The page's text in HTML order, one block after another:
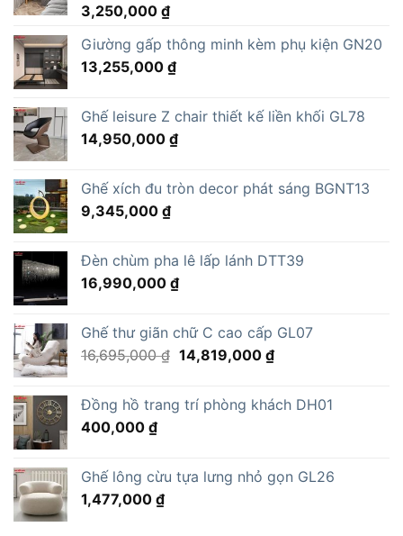
3,250,000 ₫
Giường gấp thông minh kèm phụ kiện GN20
13,255,000 ₫
Ghế leisure Z chair thiết kế liền khối GL78
14,950,000 ₫
Ghế xích đu tròn decor phát sáng BGNT13
9,345,000 ₫
Đèn chùm pha lê lấp lánh DTT39
16,990,000 ₫
Ghế thư giãn chữ C cao cấp GL07
16,695,000₫ Giá
16,695,000 ₫.
14,819,000 ₫Giá
là:
Đồng hồ trang trí phòng khách DH01
400,000 ₫
Ghế lông cừu tựa lưng nhỏ gọn GL26
1,477,000 ₫